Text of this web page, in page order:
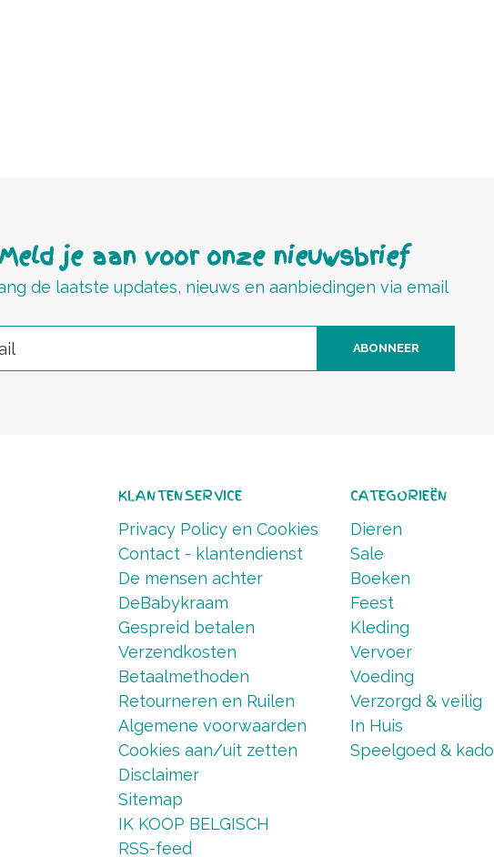
je aan voor onze nieuwsbrief
de laatste updates, nieuws en aanbiedingen via email
ABONNEER
KLANTENSERVICE
Privacy Policy en Cookies
Contact - klantendienst
De mensen achter
DeBabykraam
Gespreid betalen
Verzendkosten
Betaalmethoden
Retourneren en Ruilen
Algemene voorwaarden
Cookies aan/uit zetten
Disclaimer
Sitemap
IK KOOP BELGISCH
RSS-feed
CATEGORIEËN
Dieren
Sale
Boeken
Feest
Kleding
Vervoer
Voeding
Verzorgd & veilig
In Huis
Speelgoed & kado